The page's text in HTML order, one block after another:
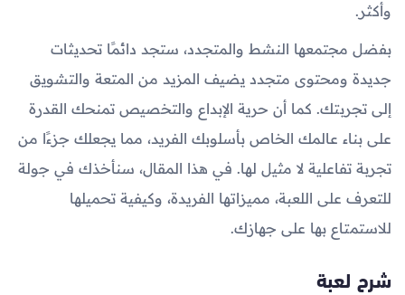
وأكثر.
بفضل مجتمعها النشط والمتجدد، ستجد دائمًا تحديثات
جديدة ومحتوى متجدد يضيف المزيد من المتعة والتشويق
إلى تجربتك. كما أن حرية الإبداع والتخصيص تمنحك القدرة
على بناء عالمك الخاص بأسلوبك الفريد، مما يجعلك جزءًا من
تجربة تفاعلية لا مثيل لها. في هذا المقال، سنأخذك في جولة
للتعرف على اللعبة، مميزاتها الفريدة، وكيفية تحميلها
للاستمتاع بها على جهازك.
شرح لعبة